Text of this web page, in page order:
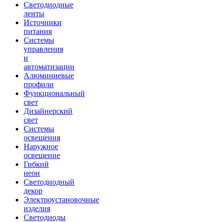
Светодиодные
ленты
Источники
питания
Системы
управления
и
автоматизации
Алюминиевые
профили
Функциональный
свет
Дизайнерский
свет
Системы
освещения
Наружное
освещение
Гибкий
неон
Светодиодный
декор
Электроустановочные
изделия
Светодиоды